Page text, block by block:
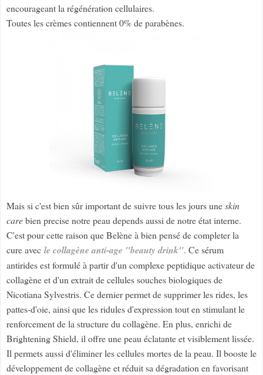
encourageant la régénération cellulaires.
Toutes les crèmes contiennent 0% de parabènes.
Mais si c'est bien sûr important de suivre tous les jours uneskin
carebien precise notre peau depends aussi de notre état interne.
C'est pour cette raison que Belène à bien pensé de completer la
cure avec le collagène anti-age "beauty drink". Ce sérum
antirides est formulé à partir d'un complexe peptidique activateur de
collagène et d'un extrait de cellules souches biologiques de
Nicotiana Sylvestris. Ce dernier permet de supprimer les rides, les
pattes-d'oie, ainsi que les ridules d'expression tout en stimulant le
renforcement de la structure du collagène. En plus, enrichi de
Brightening Shield, il offre une peau éclatante et visiblement lissée.
Il permets aussi d'éliminer les cellules mortes de la peau. Il booste le
développement de collagène et réduit sa dégradation en favorisant